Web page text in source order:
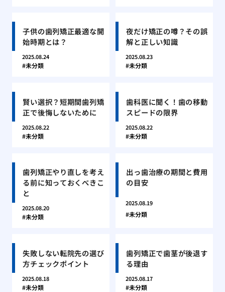
子供の歯列矯正最適な開
始時期とは？
2025.08.24
未分類
夜だけ矯正の噂？その誤
解と正しい知識
2025.08.23
未分類
賢い選択？短期間歯列矯
正で後悔しないために
2025.08.22
未分類
歯科医に聞く！歯の移動
スピードの限界
2025.08.22
未分類
歯列矯正やり直しを考え
る前に知っておくべきこ
と
2025.08.20
未分類
出っ歯治療の期間と費用
の目安
2025.08.19
未分類
失敗しない転院先の選び
方チェックポイント
2025.08.18
未分類
歯列矯正で歯茎が後退す
る理由
2025.08.17
未分類